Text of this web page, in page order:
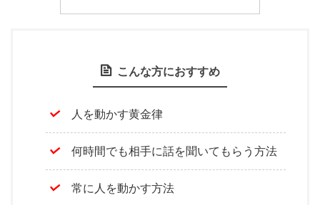
こんな方におすすめ
人を動かす黄金律
何時間でも相手に話を聞いてもらう方法
常に人を動かす方法